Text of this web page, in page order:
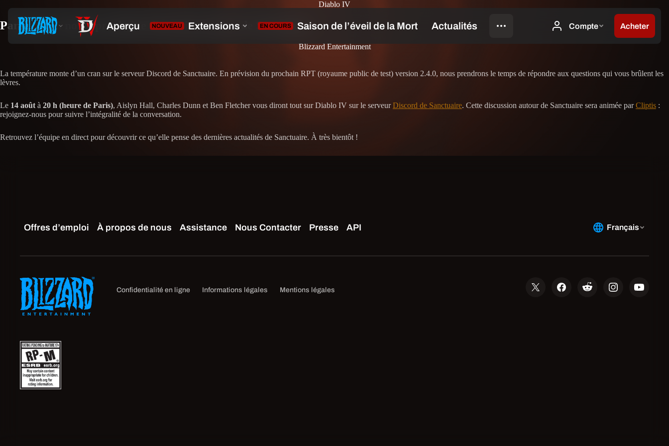
Diablo IV
Participez à notre prochaine discussion autour de Sanctuaire
Blizzard Entertainment
La température monte d’un cran sur le serveur Discord de Sanctuaire. En prévision du prochain RPT (royaume public de test) version 2.4.0, nous prendrons le temps de répondre aux questions qui vous brûlent les
lèvres.
Le 14 août à 20 h (heure de Paris), Aislyn Hall, Charles Dunn et Ben Fletcher vous diront tout sur Diablo IV sur le serveurDiscord de Sanctuaire. Cette discussion autour de Sanctuaire sera animée parCliptis :
rejoignez-nous pour suivre l’intégralité de la conversation.
Retrouvez l’équipe en direct pour découvrir ce qu’elle pense des dernières actualités de Sanctuaire. À très bientôt !